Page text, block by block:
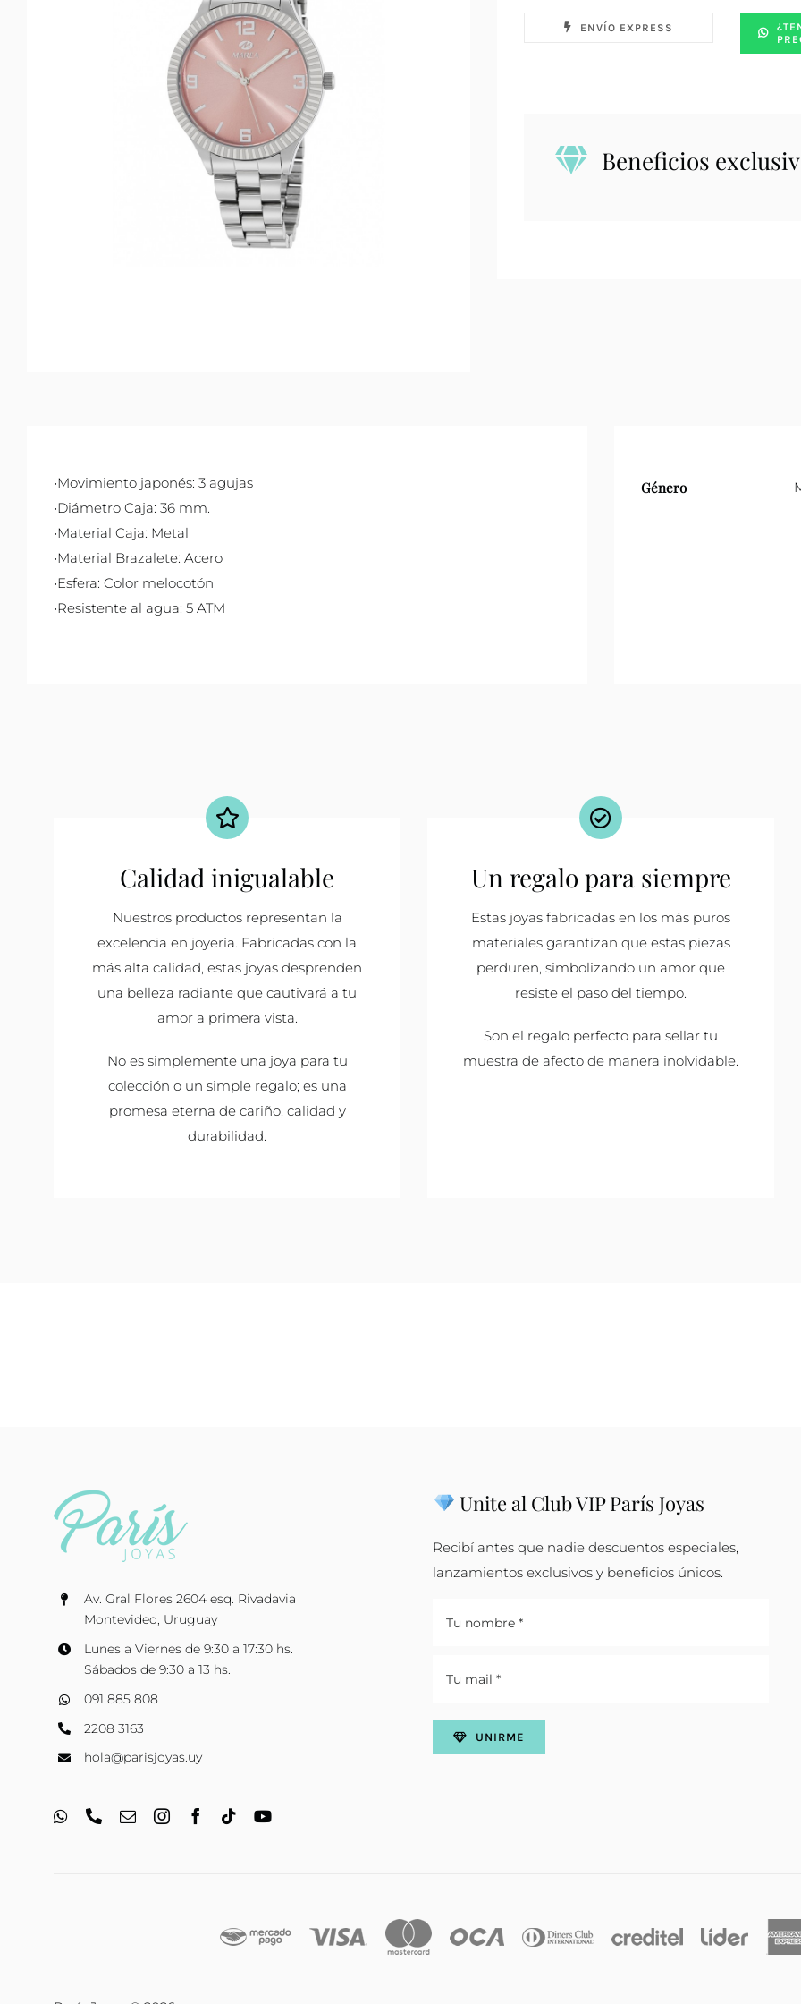
ENVÍO EXPRESS
Beneficios
•Movimiento japonés: 3 agujas
•Diámetro Caja: 36 mm.
•Material Caja: Metal
•Material Brazalete: Acero
•Esfera: Color melocotón
•Resistente al agua: 5 ATM
Género
Calidad inigualable
Nuestros productos representan la
excelencia en joyería. Fabricadas con la
más alta calidad, estas joyas desprenden
una belleza radiante que cautivará a tu
amor a primera vista.
No es simplemente una joya para tu
colección o un simple regalo; es una
promesa eterna de cariño, calidad y
durabilidad.
Un regalo para siempre
Estas joyas fabricadas en los más puros
materiales garantizan que estas piezas
perduren, simbolizando un amor que
resiste el paso del tiempo.
Son el regalo perfecto para sellar tu
muestra de afecto de manera inolvidable.
Av. Gral Flores 2604 esq. Rivadavia
Montevideo, Uruguay
Lunes a Viernes de 9:30 a 17:30 hs.
Sábados de 9:30 a 13 hs.
091 885 808
2208 3163
hola@parisjoyas.uy
Unite al Club VIP París Joyas
Recibí antes que nadie descuentos especiales,
lanzamientos exclusivos y beneficios únicos.
UNIRME